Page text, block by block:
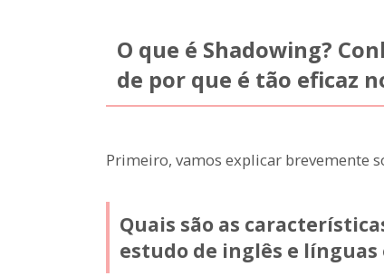
O que é Shadowing?
de por que é tão eficaz
Primeiro, vamos explicar brevemente
Quais são as
estudo de inglês e